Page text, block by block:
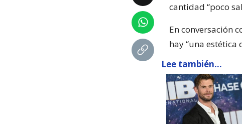
cantidad “poco
En conversación
hay “una estética
Lee también...